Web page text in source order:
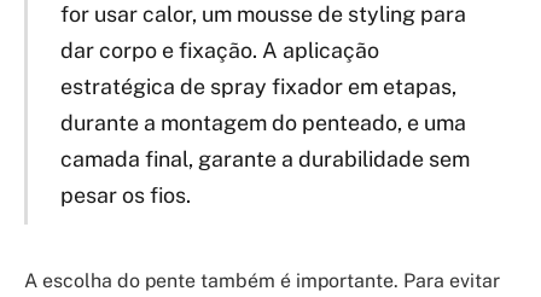
for usar calor, um mousse de styling para
dar corpo e fixação. A aplicação
estratégica de spray fixador em etapas,
durante a montagem do penteado, e uma
camada final, garante a durabilidade sem
pesar os fios.
A escolha do pente também é importante. Para evitar